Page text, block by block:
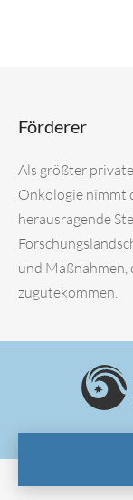
Förderer
Als größter
Onkologie nimmt
herausragende
und
zugutekommen.